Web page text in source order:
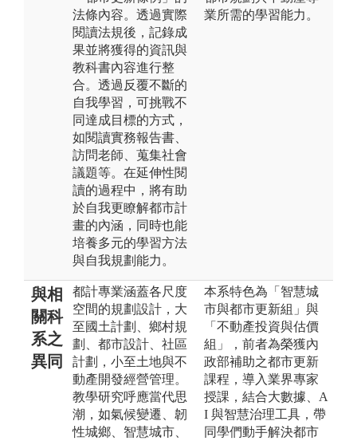
法條內容。透過實際
閱讀法規後，記錄成
果並將獲得的資訊與
教科書內容進行整
合。透過反覆不斷的
自我學習，可挑戰不
同達成目標的方式，
如閱讀實務報告書、
訪問老師、蒐集社會
議題等。在延伸性閱
讀的過程中，將有助
於自我更瞭解都市計
畫的內涵，同時也能
培養多元的學習方法
與自我規劃能力。
業所需的學習能力。
與相
關科
系之
異同
都計專業涵蓋各尺度
空間的規劃設計，大
至國土計劃、鄉村規
劃、都市設計、社區
計劃，小至土地與不
動產開發經營管理。
教學研究呼應當代思
潮，如氣候變遷、韌
性城鄉、智慧城市、
本系特色為「智慧城
市與都市更新組」與
「不動產投資與估價
組」，前者為榮獲內
政部補助之都市更新
課程，導入業界專家
授課，結合大數據、A
I 與智慧治理工具，帶
同學們動手解決都市